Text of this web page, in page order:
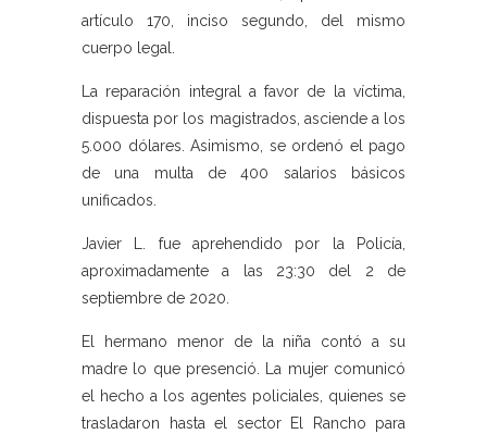
artículo 170, inciso segundo, del mismo
cuerpo legal.
La reparación integral a favor de la víctima,
dispuesta por los magistrados, asciende a los
5.000 dólares. Asimismo, se ordenó el pago
de una multa de 400 salarios básicos
unificados.
Javier L. fue aprehendido por la Policía,
aproximadamente a las 23:30 del 2 de
septiembre de 2020.
El hermano menor de la niña contó a su
madre lo que presenció. La mujer comunicó
el hecho a los agentes policiales, quienes se
trasladaron hasta el sector El Rancho para